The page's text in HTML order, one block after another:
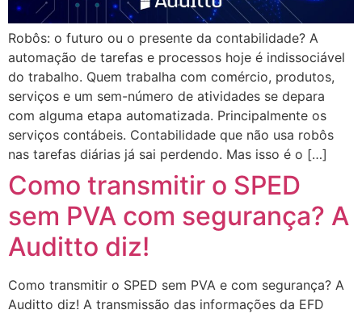
Robôs: o futuro ou o presente da contabilidade? A
automação de tarefas e processos hoje é indissociável
do trabalho. Quem trabalha com comércio, produtos,
serviços e um sem-número de atividades se depara
com alguma etapa automatizada. Principalmente os
serviços contábeis. Contabilidade que não usa robôs
nas tarefas diárias já sai perdendo. Mas isso é o […]
Como transmitir o SPED
sem PVA com segurança? A
Auditto diz!
Como transmitir o SPED sem PVA e com segurança? A
Auditto diz! A transmissão das informações da EFD